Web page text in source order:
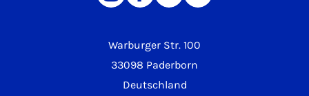
Warburger Str. 100
33098 Paderborn
Deutschland